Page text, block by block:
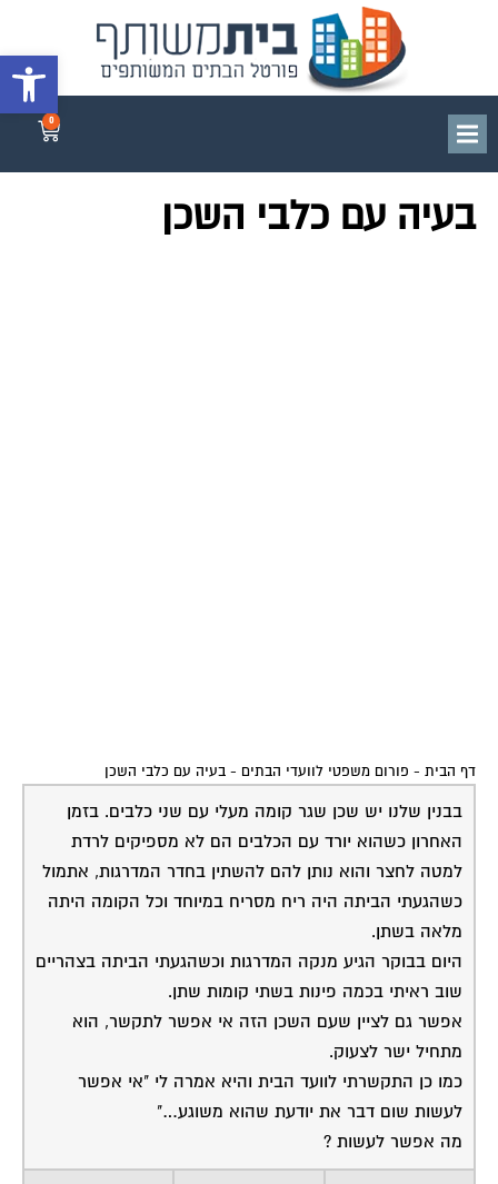
פתח
בעיה עם כלבי השכן
בבנין שלנו יש שכן שגר קומה מעלי עם שני כלבים. בזמן
האחרון כשהוא יורד עם הכלבים הם לא מספיקים לרדת
למטה לחצר והוא נותן להם להשתין בחדר המדרגות, אתמול
כשהגעתי הביתה היה ריח מסריח במיוחד וכל הקומה היתה
מלאה בשתן.
היום בבוקר הגיע מנקה המדרגות וכשהגעתי הביתה בצהריים
שוב ראיתי בכמה פינות בשתי קומות שתן.
אפשר גם לציין שעם השכן הזה אי אפשר לתקשר, הוא
מתחיל ישר לצעוק.
כמו כן התקשרתי לוועד הבית והיא אמרה לי "אי אפשר
לעשות שום דבר את יודעת שהוא משוגע…"
מה אפשר לעשות ?
10-05-2014
זמי זילברמן בקבוקי מים